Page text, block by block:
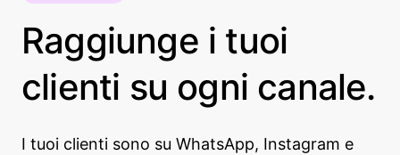
Raggiunge i tuoi
clienti su ogni canale.
I tuoi clienti sono su WhatsApp, Instagram e